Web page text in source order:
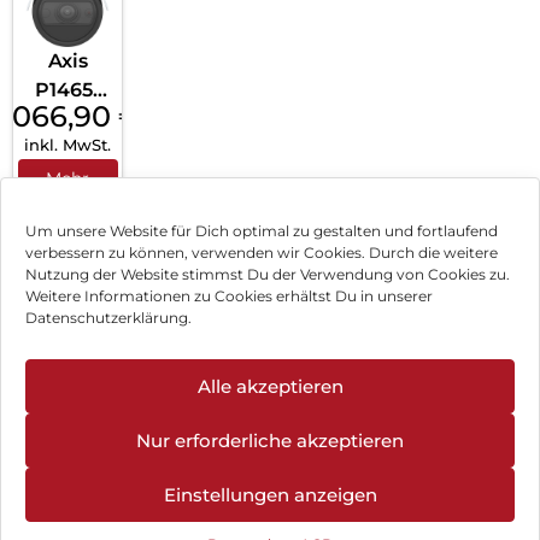
Um unsere Website für Dich optimal zu gestalten und fortlaufend
verbessern zu können, verwenden wir Cookies. Durch die weitere
Nutzung der Website stimmst Du der Verwendung von Cookies zu.
Weitere Informationen zu Cookies erhältst Du in unserer
Datenschutzerklärung.
Alle akzeptieren
Nur erforderliche akzeptieren
Einstellungen anzeigen
Axis
P1465-
LE
Bullet
Camera
€
inkl. MwSt.
Mehr
Impressum
Hinweis zur Batterieentsorgung
Newsletter